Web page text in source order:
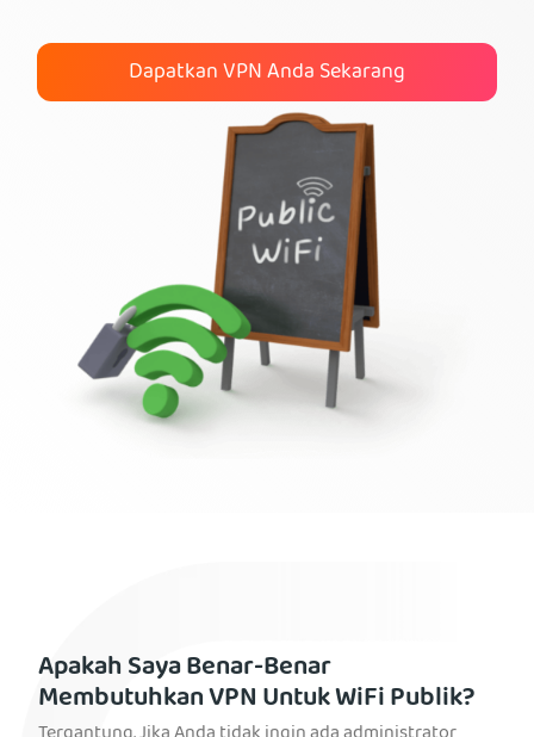
Dapatkan VPN Anda Sekarang
Apakah Saya Benar-Benar
Membutuhkan VPN Untuk WiFi Publik?